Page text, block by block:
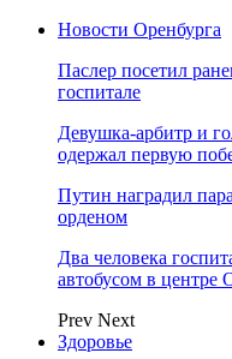
Новости Оренбурга
Паслер посетил
госпитале
Девушка-арбитр и
одержал первую
Путин наградил
орденом
Два человека
автобусом в центре
Prev Next
Здоровье